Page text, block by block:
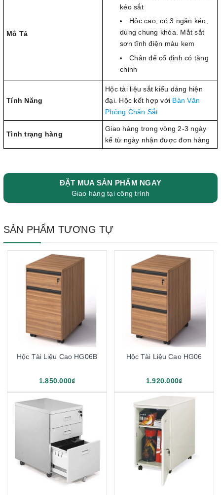
Mô Tả
kéo sắt
Hộc cao, có 3 ngăn kéo,
dùng chung khóa. Mắt sắt
sơn tĩnh điện màu kem
Chân đế cố định có tăng
chỉnh
Tính Năng
Hộc tài liệu sắt kiểu dáng hiện
đại. Hộc kết hợp với Bàn Văn
Phòng Chân Sắt
Tình trạng hàng
Giao hàng trong vòng 2-3 ngày
kể từ ngày nhận được đơn hàng
ĐẶT MUA SẢN PHẨM NGAY
Giao hàng tại công trình
SẢN PHẨM TƯƠNG TỰ
Hộc Tài Liệu Cao HG06B
1.850.000₫
Hộc Tài Liệu Cao HG06
1.920.000₫